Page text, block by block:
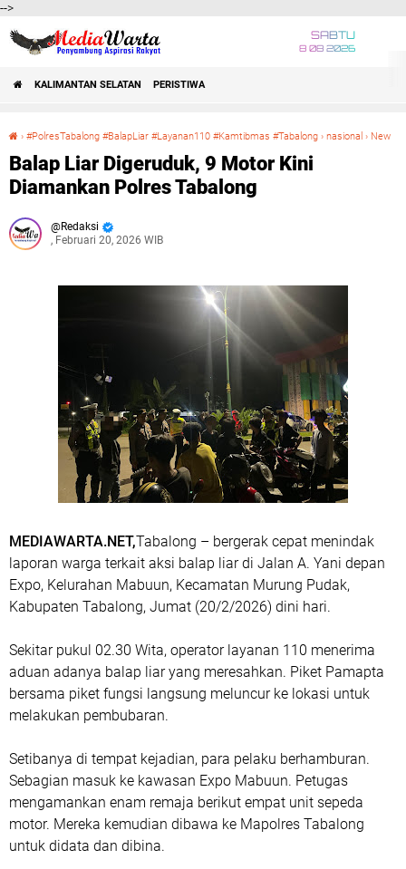
-->
SABTU
8 08 2026
KALIMANTAN SELATAN PERISTIWA
› #PolresTabalong #BalapLiar #Layanan110 #Kamtibmas #Tabalong › nasional › New
Balap Liar Digeruduk, 9 Motor Kini
Diamankan Polres Tabalong
Redaksi
, Februari 20, 2026 WIB
MEDIAWARTA.NET,Tabalong – bergerak cepat menindak
laporan warga terkait aksi balap liar di Jalan A. Yani depan
Expo, Kelurahan Mabuun, Kecamatan Murung Pudak,
Kabupaten Tabalong, Jumat (20/2/2026) dini hari.
Sekitar pukul 02.30 Wita, operator layanan 110 menerima
aduan adanya balap liar yang meresahkan. Piket Pamapta
bersama piket fungsi langsung meluncur ke lokasi untuk
melakukan pembubaran.
Setibanya di tempat kejadian, para pelaku berhamburan.
Sebagian masuk ke kawasan Expo Mabuun. Petugas
mengamankan enam remaja berikut empat unit sepeda
motor. Mereka kemudian dibawa ke Mapolres Tabalong
untuk didata dan dibina.